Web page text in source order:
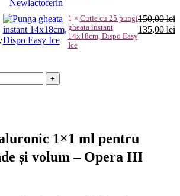
1 × Cutie cu 25 pungi
gheata instant
14x18cm, Dispo Easy
Ice
150,00lei
Prețul
inițial
135,00 lei
1×1 ml pentru
și volum – Opera III